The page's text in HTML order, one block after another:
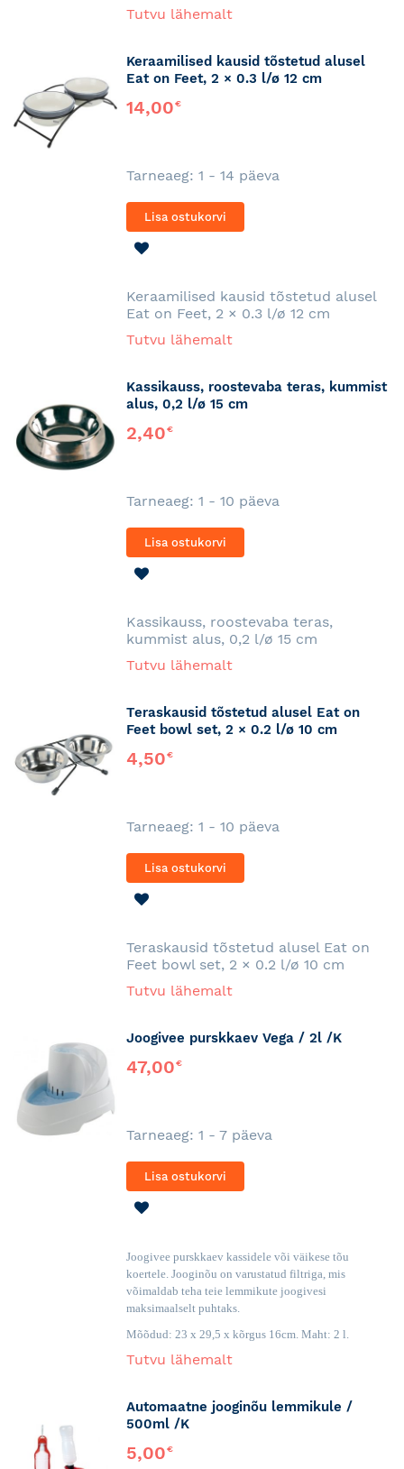
Tutvu lähemalt
Keraamilised kausid tõstetud alusel
Eat on Feet, 2 × 0.3 l/ø 12 cm
14,00€
Tarneaeg: 1 - 14 päeva
Lisa ostukorvi
Keraamilised kausid tõstetud alusel
Eat on Feet, 2 × 0.3 l/ø 12 cm
Tutvu lähemalt
Kassikauss, roostevaba teras, kummist
alus, 0,2 l/ø 15 cm
2,40€
Tarneaeg: 1 - 10 päeva
Lisa ostukorvi
Kassikauss, roostevaba teras,
kummist alus, 0,2 l/ø 15 cm
Tutvu lähemalt
Teraskausid tõstetud alusel Eat on
Feet bowl set, 2 × 0.2 l/ø 10 cm
4,50€
Tarneaeg: 1 - 10 päeva
Lisa ostukorvi
Teraskausid tõstetud alusel Eat on
Feet bowl set, 2 × 0.2 l/ø 10 cm
Tutvu lähemalt
Joogivee purskkaev Vega / 2l /K
47,00€
Tarneaeg: 1 - 7 päeva
Lisa ostukorvi
Joogivee purskkaev kassidele või väikese tõu
koertele. Jooginõu on varustatud filtriga, mis
võimaldab teha teie lemmikute joogivesi
maksimaalselt puhtaks.
Mõõdud: 23 x 29,5 x kõrgus 16cm. Maht: 2 l.
Tutvu lähemalt
Automaatne jooginõu lemmikule /
500ml /K
5,00€